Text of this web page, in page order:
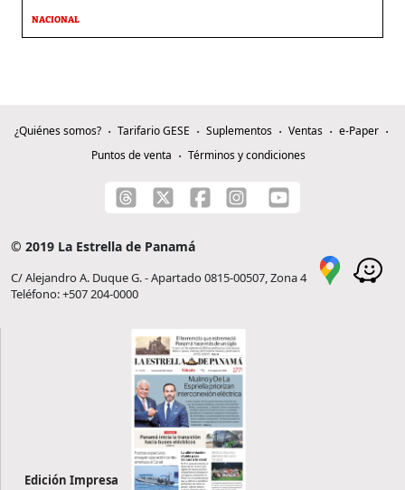
NACIONAL
¿Quiénes somos? Tarifario GESE Suplementos Ventas
e-Paper
Puntos de venta
Términos y condiciones
© 2019 La Estrella de Panamá
C/ Alejandro A. Duque G. - Apartado 0815-00507, Zona 4
Teléfono: +507 204-0000
Edición Impresa